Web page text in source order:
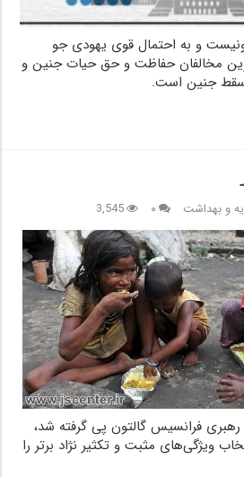
و به احتمال قوی یهودی جو
مخالفان حفاظت و حق حیات جنین و
جنین است.
و بهداشت ۰ 3,545
رهبری فرانسیس گالتون پی گرفته شد،‌
ویژگی‌های مثبت و تکثیر نژاد برتر را